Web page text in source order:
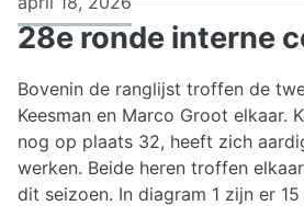
28e ronde interne
Bovenin de ranglijst troffen de
Keesman en Marco Groot elkaar.
nog op plaats 32, heeft zich
werken. Beide heren troffen
dit seizoen. In diagram 1 zijn er